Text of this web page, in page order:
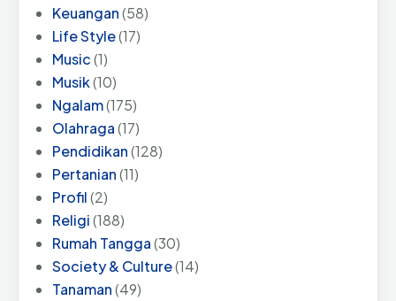
Keuangan(58)
Life Style(17)
Music(1)
Musik(10)
Ngalam(175)
Olahraga(17)
Pendidikan(128)
Pertanian(11)
Profil(2)
Religi(188)
Rumah Tangga(30)
Society & Culture(14)
Tanaman(49)